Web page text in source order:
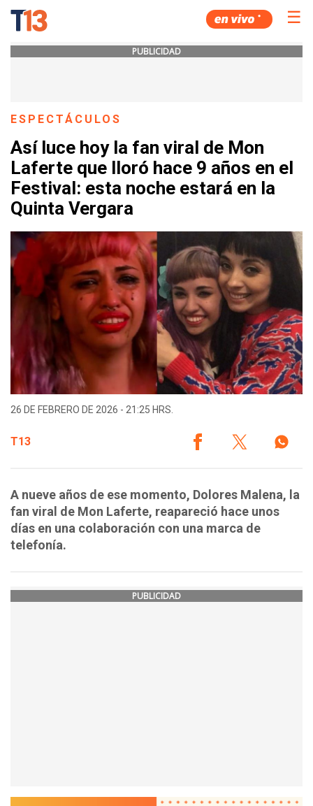
☰
PUBLICIDAD
ESPECTÁCULOS
Así luce hoy la fan viral de Mon
Laferte que lloró hace 9 años en el
Festival: esta noche estará en la
Quinta Vergara
26 DE FEBRERO DE 2026 - 21:25 HRS.
T13
A nueve años de ese momento, Dolores Malena, la
fan viral de Mon Laferte, reapareció hace unos
días en una colaboración con una marca de
telefonía.
PUBLICIDAD